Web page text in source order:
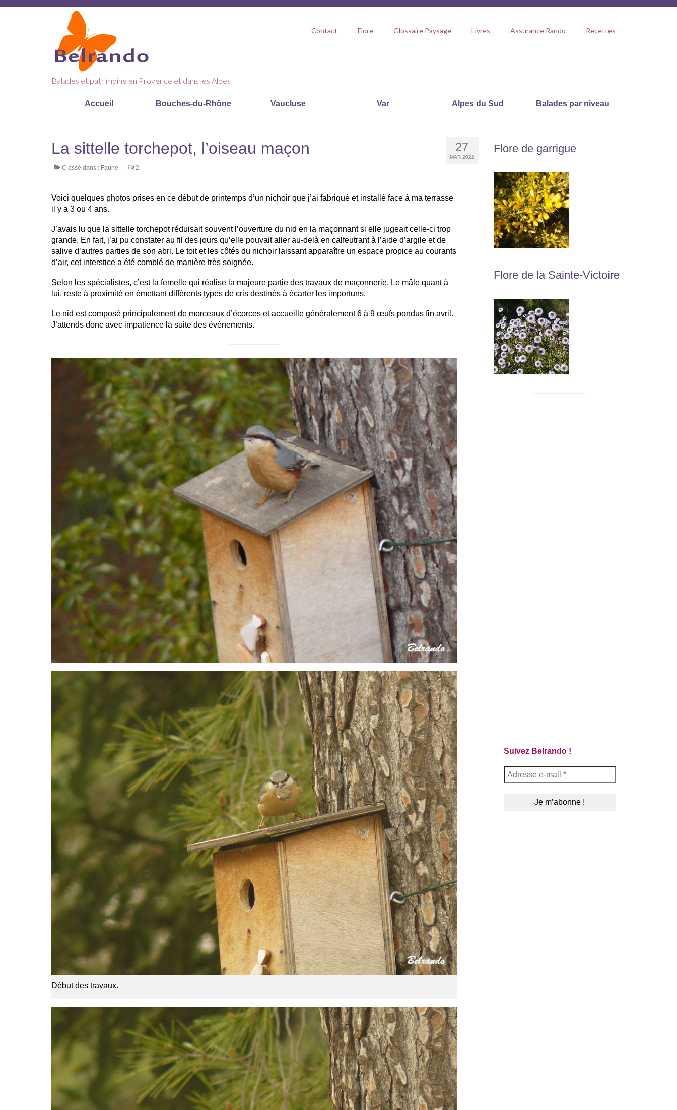
Balades et patrimoine en Provence et dans les Alpes
Contact Flore Glossaire Paysage Livres Assurance Rando Recettes
Accueil Bouches-du-Rhône Vaucluse Var Alpes du Sud Balades par niveau
27
MAR 2022
La sittelle torchepot, l’oiseau maçon
Classé dans : Faune 2
Voici quelques photos prises en ce début de printemps d’un nichoir que j’ai fabriqué et installé face à ma terrasse
il y a 3 ou 4 ans.
J’avais lu que la sittelle torchepot réduisait souvent l’ouverture du nid en la maçonnant si elle jugeait celle-ci trop
grande. En fait, j’ai pu constater au fil des jours qu’elle pouvait aller au-delà en calfeutrant à l’aide d’argile et de
salive d’autres parties de son abri. Le toit et les côtés du nichoir laissant apparaître un espace propice au courants
d’air, cet interstice a été comblé de manière très soignée.
Selon les spécialistes, c’est la femelle qui réalise la majeure partie des travaux de maçonnerie. Le mâle quant à
lui, reste à proximité en émettant différents types de cris destinés à écarter les importuns.
Le nid est composé principalement de morceaux d’écorces et accueille généralement 6 à 9 œufs pondus fin avril.
J’attends donc avec impatience la suite des évènements.
Début des travaux.
Flore de garrigue
Flore de la Sainte-Victoire
Suivez Belrando !